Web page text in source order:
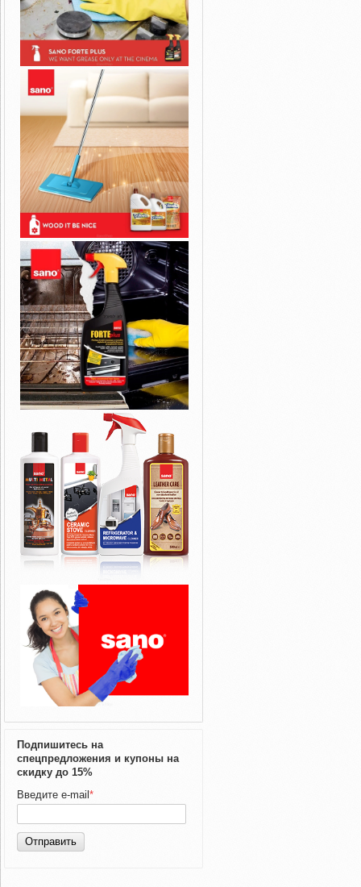
Подпишитесь на
спецпредложения и купоны на
скидку до 15%
Введите e-mail *
Отправить